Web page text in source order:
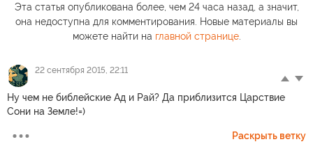
Эта статья опубликована более, чем 24 часа назад, а значит,
она недоступна для комментирования. Новые материалы вы
можете найти на главной странице.
22 сентября 2015, 22:11
Ну чем не библейские Ад и Рай? Да приблизится Царствие
Сони на Земле!=)
Раскрыть ветку